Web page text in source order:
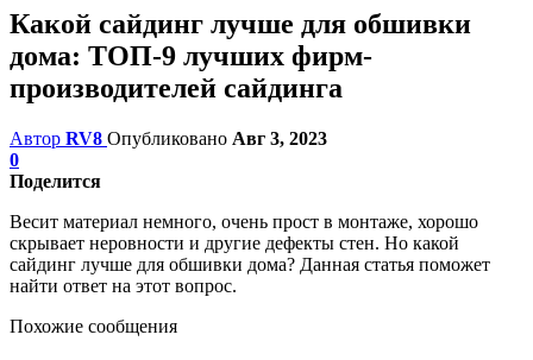
Какой сайдинг лучше для обшивки
дома: ТОП-9 лучших фирм-
производителей сайдинга
Автор RV8 Опубликовано Авг 3, 2023
0
Поделится
Весит материал немного, очень прост в монтаже, хорошо
скрывает неровности и другие дефекты стен. Но какой
сайдинг лучше для обшивки дома? Данная статья поможет
найти ответ на этот вопрос.
Похожие сообщения